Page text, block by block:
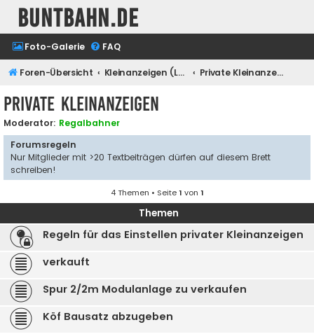
buntbahn.de
Foto-Galerie FAQ
Foren-Übersicht Kleinanzeigen (Laufzeit der Anzeigen 30 Tage) Private Kleinanzeigen
Private Kleinanzeigen
Moderator: Regalbahner
Forumsregeln
Nur Mitglieder mit >20 Textbeiträgen dürfen auf diesem Brett
schreiben!
4 Themen • Seite1 von 1
Themen
Regeln für das Einstellen privater Kleinanzeigen
verkauft
Spur 2/2m Modulanlage zu verkaufen
Köf Bausatz abzugeben